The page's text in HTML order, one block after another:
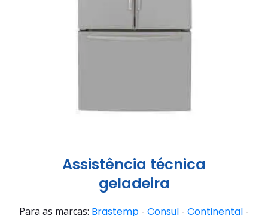
Assistência técnica
geladeira
Para as marcas: Brastemp - Consul - Continental -